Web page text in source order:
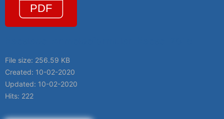
File size: 256.59 KB
Created: 10-02-2020
Updated: 10-02-2020
Hits: 222